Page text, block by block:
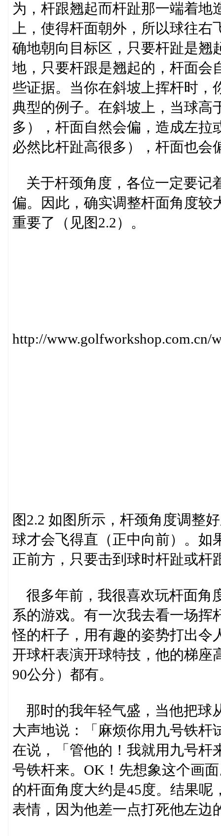
为，杆跟翘起而杆趾那一端着地
上，使得杆面朝外，所以球往
确地朝向目标区，只要杆趾是翘
地，只要杆跟是翘起的，杆面会
些证据。当你在斜坡上挥杆时，
典型的例子。在斜坡上，当球高
多），杆面自然会偏，造成左拉
必然比杆趾高很多），杆面也会
关于杆颈角度，各位一定要记
偏。因此，确实调整杆面角度较
重要了（见图2.2）。
http://www.golfworkshop.com.cn/
图2.2 如图所示，杆颈角度调整
球才会飞得直（正中向前）。如
正前方，只要击到球时杆趾或杆
很多年前，我很喜欢玩杆面角
系的游戏。有一次我去看一场挥
怪的杆子，用有趣的姿势打出令
开球杆表演开球特技，他的梯座
90公分）都有。
那时的我年轻气盛，当他把球
大声地说：「麻烦你用九号铁杆
在说，「管他的！我就用九号杆
号铁杆来。OK！先想象这个画
的杆面角度大约是45度。结果
表情，因为他差一点打死他左边